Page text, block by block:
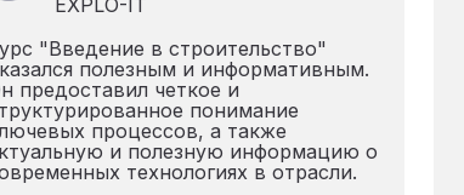
EXPLO-IT
"Введение в строительство"
полезным и информативным.
предоставил четкое и
понимание
процессов, а также
и полезную информацию о
технологиях в отрасли.